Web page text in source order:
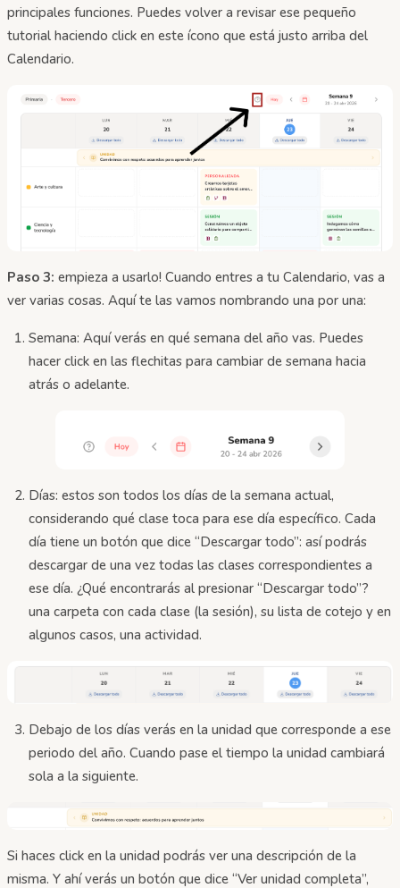
principales funciones. Puedes volver a revisar ese pequeño
tutorial haciendo click en este ícono que está justo arriba del
Calendario.
Paso 3: empieza a usarlo! Cuando entres a tu Calendario, vas a
ver varias cosas. Aquí te las vamos nombrando una por una:
Semana: Aquí verás en qué semana del año vas. Puedes
hacer click en las flechitas para cambiar de semana hacia
atrás o adelante.
Días: estos son todos los días de la semana actual,
considerando qué clase toca para ese día específico. Cada
día tiene un botón que dice “Descargar todo”: así podrás
descargar de una vez todas las clases correspondientes a
ese día. ¿Qué encontrarás al presionar “Descargar todo”?
una carpeta con cada clase (la sesión), su lista de cotejo y en
algunos casos, una actividad.
Debajo de los días verás en la unidad que corresponde a ese
periodo del año. Cuando pase el tiempo la unidad cambiará
sola a la siguiente.
Si haces click en la unidad podrás ver una descripción de la
misma. Y ahí verás un botón que dice “Ver unidad completa”,